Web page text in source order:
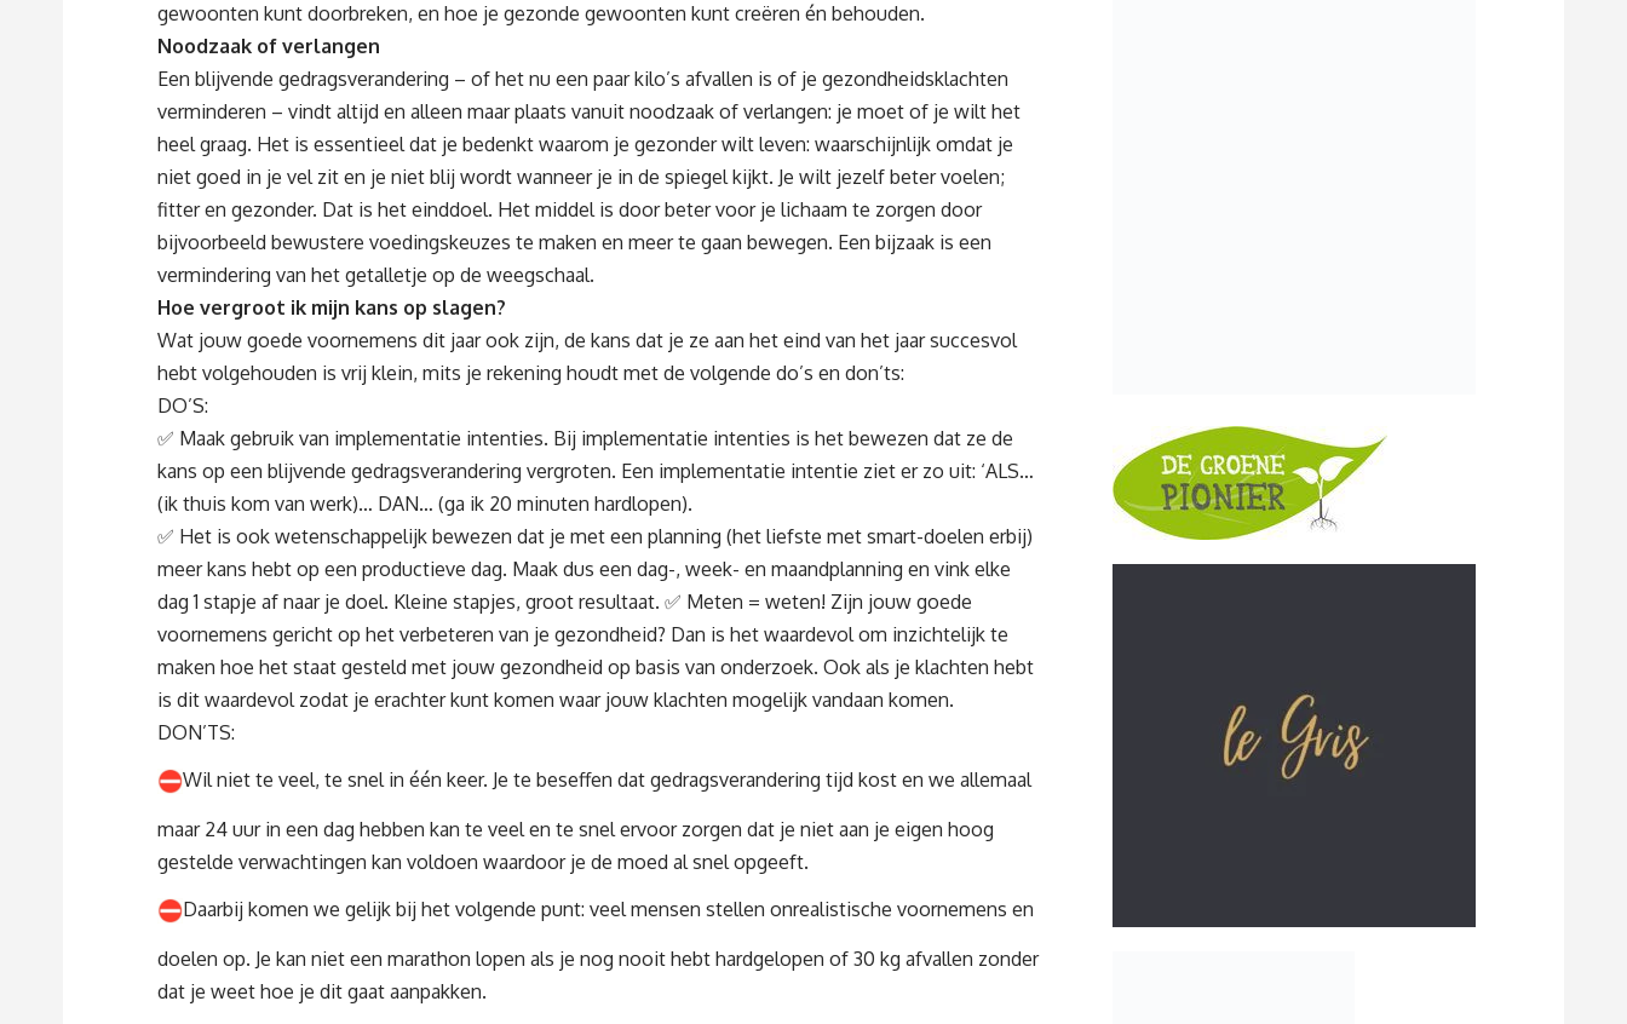
gewoonten kunt doorbreken, en hoe je gezonde gewoonten kunt creëren én behouden.
Noodzaak of verlangen
Een blijvende gedragsverandering – of het nu een paar kilo’s afvallen is of je gezondheidsklachten
verminderen – vindt altijd en alleen maar plaats vanuit noodzaak of verlangen: je moet of je wilt het
heel graag. Het is essentieel dat je bedenkt waarom je gezonder wilt leven: waarschijnlijk omdat je
niet goed in je vel zit en je niet blij wordt wanneer je in de spiegel kijkt. Je wilt jezelf beter voelen;
fitter en gezonder. Dat is het einddoel. Het middel is door beter voor je lichaam te zorgen door
bijvoorbeeld bewustere voedingskeuzes te maken en meer te gaan bewegen. Een bijzaak is een
vermindering van het getalletje op de weegschaal.
Hoe vergroot ik mijn kans op slagen?
Wat jouw goede voornemens dit jaar ook zijn, de kans dat je ze aan het eind van het jaar succesvol
hebt volgehouden is vrij klein, mits je rekening houdt met de volgende do’s en don’ts:
DO’S:
✅ Maak gebruik van implementatie intenties. Bij implementatie intenties is het bewezen dat ze de
kans op een blijvende gedragsverandering vergroten. Een implementatie intentie ziet er zo uit: ‘ALS…
(ik thuis kom van werk)… DAN… (ga ik 20 minuten hardlopen).
✅ Het is ook wetenschappelijk bewezen dat je met een planning (het liefste met smart-doelen erbij)
meer kans hebt op een productieve dag. Maak dus een dag-, week- en maandplanning en vink elke
dag 1 stapje af naar je doel. Kleine stapjes, groot resultaat. ✅ Meten = weten! Zijn jouw goede
voornemens gericht op het verbeteren van je gezondheid? Dan is het waardevol om inzichtelijk te
maken hoe het staat gesteld met jouw gezondheid op basis van onderzoek. Ook als je klachten hebt
is dit waardevol zodat je erachter kunt komen waar jouw klachten mogelijk vandaan komen.
DON’TS:
Wil niet te veel, te snel in één keer. Je te beseffen dat gedragsverandering tijd kost en we allemaal
maar 24 uur in een dag hebben kan te veel en te snel ervoor zorgen dat je niet aan je eigen hoog
gestelde verwachtingen kan voldoen waardoor je de moed al snel opgeeft.
Daarbij komen we gelijk bij het volgende punt: veel mensen stellen onrealistische voornemens en
doelen op. Je kan niet een marathon lopen als je nog nooit hebt hardgelopen of 30 kg afvallen zonder
dat je weet hoe je dit gaat aanpakken.